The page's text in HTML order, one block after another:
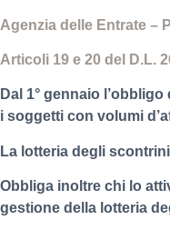
Agenzia delle Entrate –
Articoli 19 e 20 del D.L.
Dal 1° gennaio
i soggetti con volumi
La lotteria degli
Obbliga inoltre chi lo
gestione della lotteria